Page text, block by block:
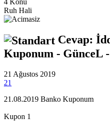
4 Konu
Ruh Hali
Cevap:
Kuponum - GünceL -
21 Ağustos 2019
21
21.08.2019 Banko Kuponum
Kupon 1